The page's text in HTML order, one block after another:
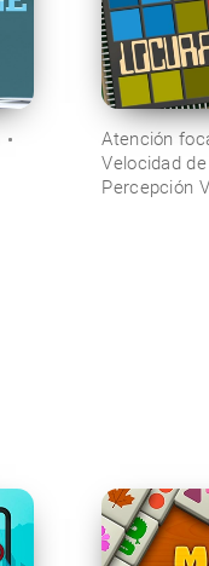
Atención
Velocidad
Percepción